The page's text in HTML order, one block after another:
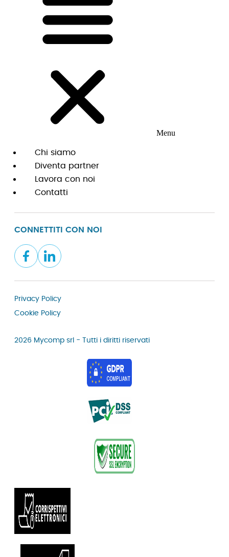
Menu
Chi siamo
Diventa partner
Lavora con noi
Contatti
CONNETTITI CON NOI
Privacy Policy
Cookie Policy
2026 Mycomp srl - Tutti i diritti riservati